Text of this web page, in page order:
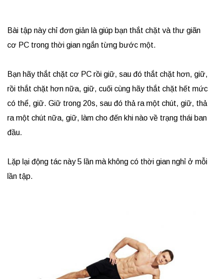
Bài tập này chỉ đơn giản là giúp bạn thắt chặt và thư giãn
cơ PC trong thời gian ngắn từng bước một.
Bạn hãy thắt chặt cơ PC rồi giữ, sau đó thắt chặt hơn, giữ,
rồi thắt chặt hơn nữa, giữ, cuối cùng hãy thắt chặt hết mức
có thể, giữ. Giữ trong 20s, sau đó thả ra một chút, giữ, thả
ra một chút nữa, giữ, làm cho đến khi nào về trạng thái ban
đầu.
Lặp lại động tác này 5 lần mà không có thời gian nghỉ ở mỗi
lần tập.